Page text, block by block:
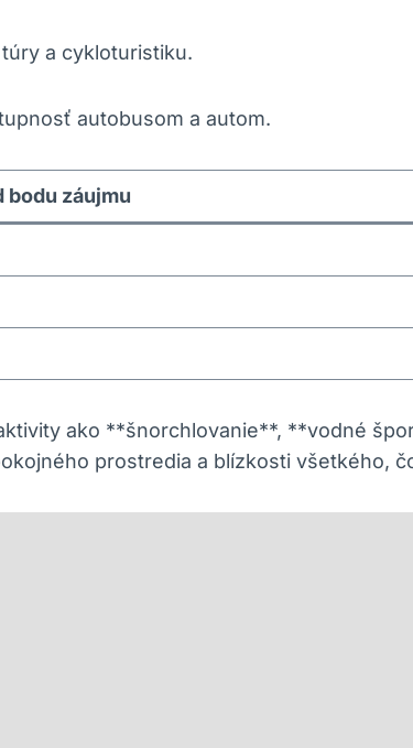
a cykloturistiku.
autobusom a autom.
bodu záujmu
ako **šnorchlovanie**, **vodné
prostredia a blízkosti všetkého,